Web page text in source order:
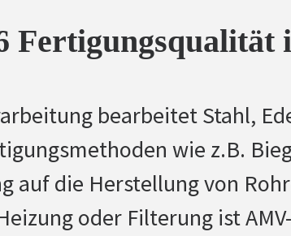
bearbeitet Stahl,
wie z.B.
auf die Herstellung von
oder Filterung ist